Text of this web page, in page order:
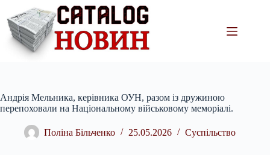
вмісту
Андрія Мельника, керівника ОУН, разом із дружиною
перепоховали на Національному військовому меморіалі.
Поліна Більченко 25.05.2026 Суспільство